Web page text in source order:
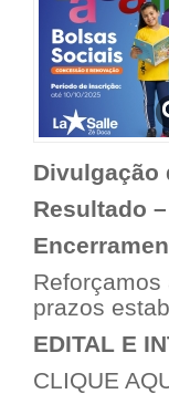
Divulgação
Resultado
prazos
EDITAL E
CLIQUE